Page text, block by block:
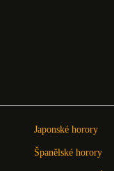
Japonské horory
Španělské horory